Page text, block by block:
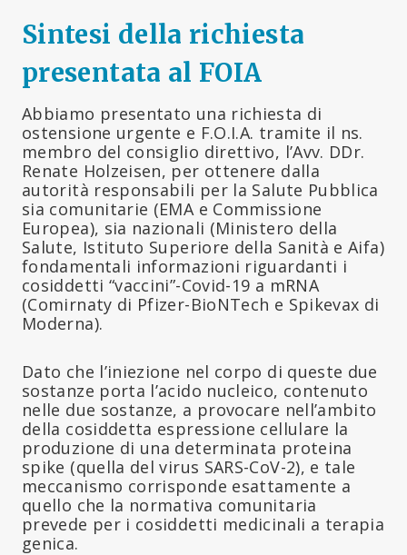
Sintesi della richiesta
presentata al FOIA
Abbiamo presentato una richiesta di
ostensione urgente e F.O.I.A. tramite il ns.
membro del consiglio direttivo, l’Avv. DDr.
Renate Holzeisen, per ottenere dalla
autorità responsabili per la Salute Pubblica
sia comunitarie (EMA e Commissione
Europea), sia nazionali (Ministero della
Salute, Istituto Superiore della Sanità e Aifa)
fondamentali informazioni riguardanti i
cosiddetti “vaccini”-Covid-19 a mRNA
(Comirnaty di Pfizer-BioNTech e Spikevax di
Moderna).
Dato che l’iniezione nel corpo di queste due
sostanze porta l’acido nucleico, contenuto
nelle due sostanze, a provocare nell’ambito
della cosiddetta espressione cellulare la
produzione di una determinata proteina
spike (quella del virus SARS-CoV-2), e tale
meccanismo corrisponde esattamente a
quello che la normativa comunitaria
prevede per i cosiddetti medicinali a terapia
genica.